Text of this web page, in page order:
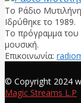
Το Ράδιο
Ιδρύθηκε το 1989.
Το πρόγραμμα του
μουσική.
Επικοινωνία:
© Copyright 2024
Magic Streams L.P